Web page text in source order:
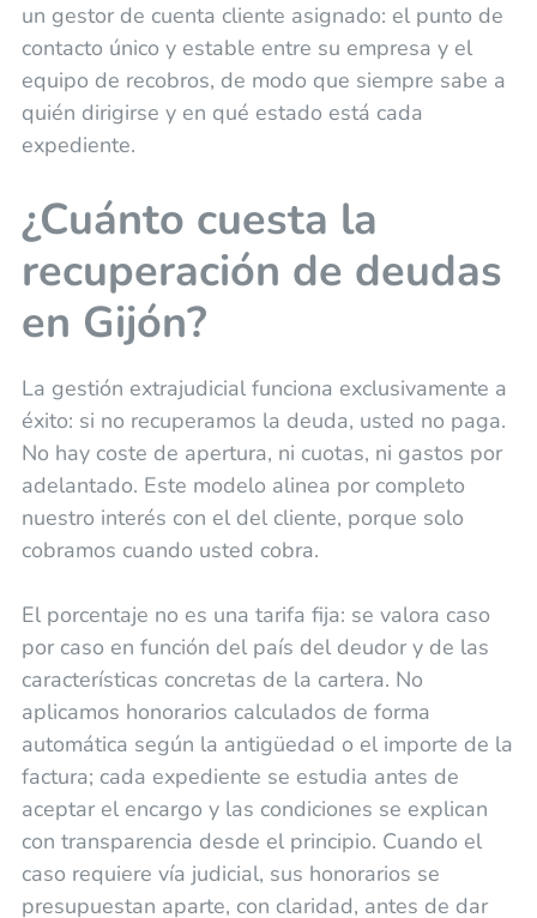
un gestor de cuenta cliente asignado: el punto de
contacto único y estable entre su empresa y el
equipo de recobros, de modo que siempre sabe a
quién dirigirse y en qué estado está cada
expediente.
¿Cuánto cuesta la
recuperación de deudas
en Gijón?
La gestión extrajudicial funciona exclusivamente a
éxito: si no recuperamos la deuda, usted no paga.
No hay coste de apertura, ni cuotas, ni gastos por
adelantado. Este modelo alinea por completo
nuestro interés con el del cliente, porque solo
cobramos cuando usted cobra.
El porcentaje no es una tarifa fija: se valora caso
por caso en función del país del deudor y de las
características concretas de la cartera. No
aplicamos honorarios calculados de forma
automática según la antigüedad o el importe de la
factura; cada expediente se estudia antes de
aceptar el encargo y las condiciones se explican
con transparencia desde el principio. Cuando el
caso requiere vía judicial, sus honorarios se
presupuestan aparte, con claridad, antes de dar